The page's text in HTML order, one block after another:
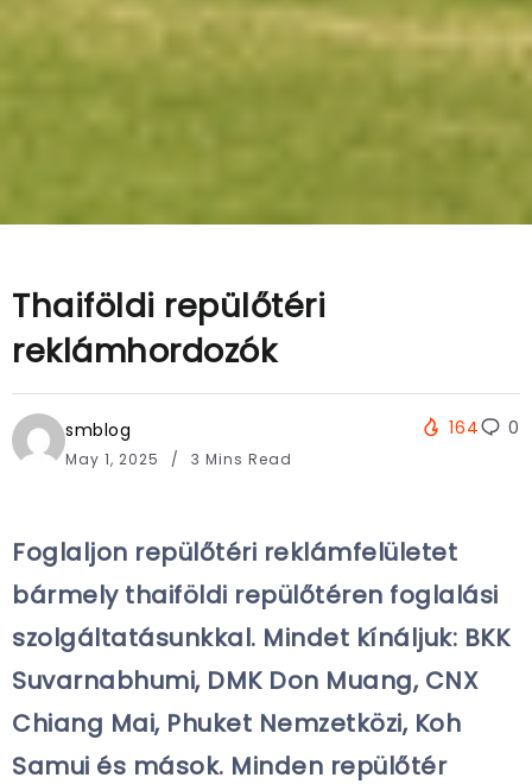
Thaiföldi repülőtéri
reklámhordozók
smblog
May 1, 2025 3 Mins Read
164 0
Foglaljon repülőtéri reklámfelületet
bármely thaiföldi repülőtéren foglalási
szolgáltatásunkkal. Mindet kínáljuk: BKK
Suvarnabhumi, DMK Don Muang, CNX
Chiang Mai, Phuket Nemzetközi, Koh
Samui és mások. Minden repülőtér